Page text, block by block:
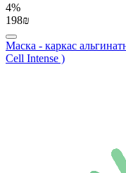
4%
198₪
Маска - каркас
Cell Intense )